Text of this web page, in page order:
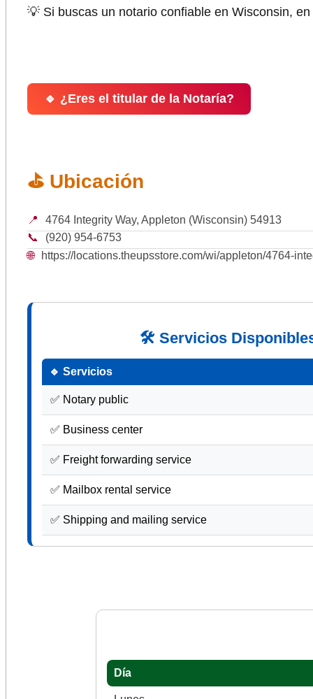
💡 Si buscas un notario confiable en Wisconsin,
🔹 ¿Eres el titular de la Notaría?
⛳ Ubicación
📍
4764 Integrity Way, Appleton (Wisconsin) 54913
📞
(920) 954-6753
🌐
https://locations.theupsstore.com/wi/appleton/4764-
🛠 Servicios
🔹 Servicios
✅ Notary public
✅ Business center
✅ Freight forwarding service
✅ Mailbox rental service
✅ Shipping and mailing service
Día